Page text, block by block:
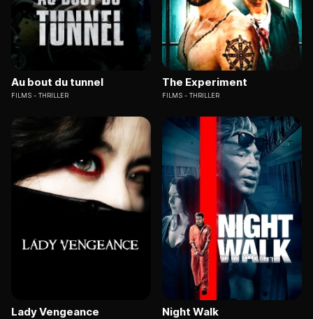
Au bout du tunnel
FILMS THRILLER
The Experiment
FILMS THRILLER
Lady Vengeance Night Walk